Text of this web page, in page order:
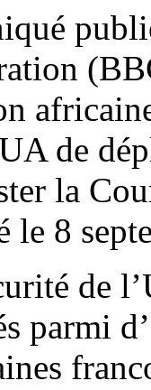
de
la
le 8
de
parmi